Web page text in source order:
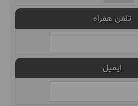
تلفن همراه
ایمیل